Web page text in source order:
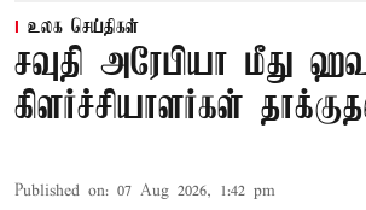
உலக செய்திகள்
சவுதி அரேபியா மீது
கிளர்ச்சியாளர்கள்
Published on: 07 Aug 2026, 1:42 pm